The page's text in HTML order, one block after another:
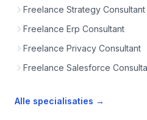
Freelance Strategy Consultant
Freelance Erp Consultant
Freelance Privacy Consultant
Freelance Salesforce
Alle specialisaties →